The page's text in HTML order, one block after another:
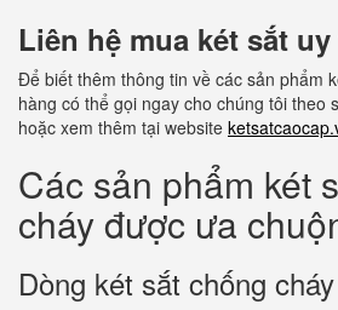
Liên hệ mua két sắt
Để biết thêm thông tin về các sản phẩm
hàng có thể gọi ngay cho chúng tôi theo
hoặc xem thêm tại website
Các sản phẩm két
cháy được ưa
Dòng két sắt chống